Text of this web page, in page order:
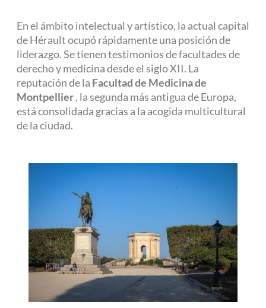
En el ámbito intelectual y artístico, la actual capital
de Hérault ocupó rápidamente una posición de
liderazgo. Se tienen testimonios de facultades de
derecho y medicina desde el siglo XII. La
reputación de la Facultad de Medicina de
Montpellier, la segunda más antigua de Europa,
está consolidada gracias a la acogida multicultural
de la ciudad.